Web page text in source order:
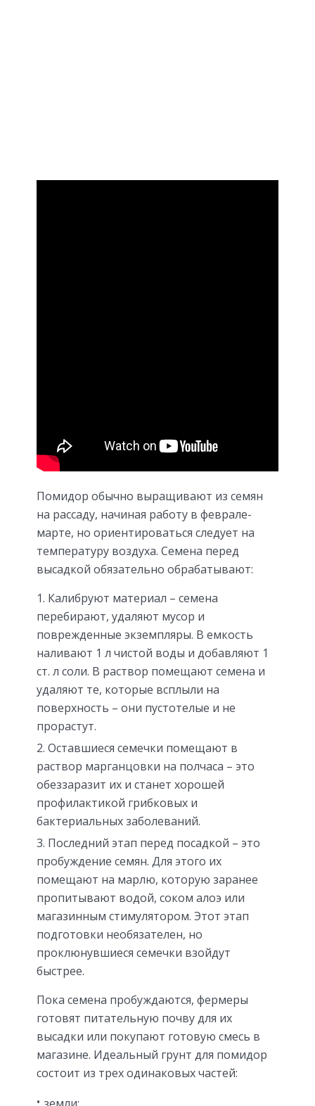
Помидор обычно выращивают из семян
на рассаду, начиная работу в феврале-
марте, но ориентироваться следует на
температуру воздуха. Семена перед
высадкой обязательно обрабатывают:
Калибруют материал – семена
перебирают, удаляют мусор и
поврежденные экземпляры. В емкость
наливают 1 л чистой воды и добавляют 1
ст. л соли. В раствор помещают семена и
удаляют те, которые всплыли на
поверхность – они пустотелые и не
прорастут.
Оставшиеся семечки помещают в
раствор марганцовки на полчаса – это
обеззаразит их и станет хорошей
профилактикой грибковых и
бактериальных заболеваний.
Последний этап перед посадкой – это
пробуждение семян. Для этого их
помещают на марлю, которую заранее
пропитывают водой, соком алоэ или
магазинным стимулятором. Этот этап
подготовки необязателен, но
проклюнувшиеся семечки взойдут
быстрее.
Пока семена пробуждаются, фермеры
готовят питательную почву для их
высадки или покупают готовую смесь в
магазине. Идеальный грунт для помидор
состоит из трех одинаковых частей: